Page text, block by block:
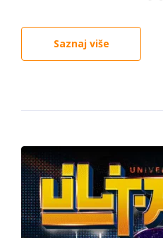
Saznaj više